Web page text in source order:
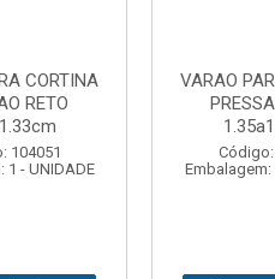
CORTINA
RETO
104060
1 - UNIDADE
VARAO
Embalagem: